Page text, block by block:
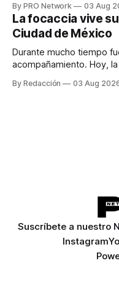
para los textos, alguien
para encontrar
llamadas y mensajes, y
By PRO Network 03 Aug
La focaccia vive
Ciudad de México
Durante mucho tiempo
acompañamiento. Hoy,
artesanal, ingredientes
By Redacción 03 Aug
Suscríbete a nuestro
Instagram